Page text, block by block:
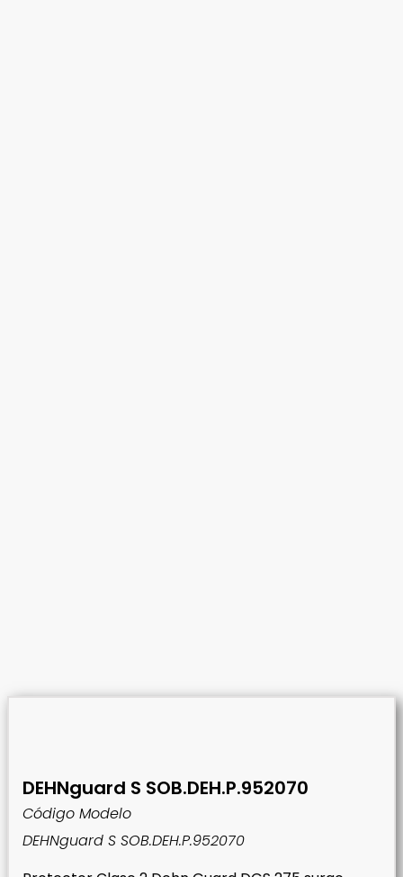
DEHNguard S SOB.DEH.P.952070
Código Modelo
DEHNguard S SOB.DEH.P.952070